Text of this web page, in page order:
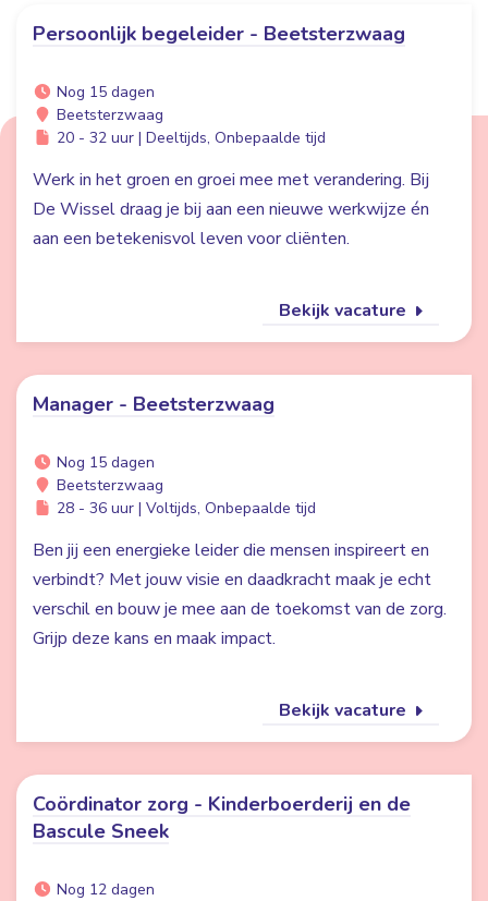
Persoonlijk begeleider - Beetsterzwaag
Nog 15 dagen
Beetsterzwaag
20 - 32 uur | Deeltijds, Onbepaalde tijd
Werk in het groen en groei mee met verandering. Bij
De Wissel draag je bij aan een nieuwe werkwijze én
aan een betekenisvol leven voor cliënten.
Bekijk vacature
Manager - Beetsterzwaag
Nog 15 dagen
Beetsterzwaag
28 - 36 uur | Voltijds, Onbepaalde tijd
Ben jij een energieke leider die mensen inspireert en
verbindt? Met jouw visie en daadkracht maak je echt
verschil en bouw je mee aan de toekomst van de zorg.
Grijp deze kans en maak impact.
Bekijk vacature
Coördinator zorg - Kinderboerderij en de
Bascule Sneek
Nog 12 dagen